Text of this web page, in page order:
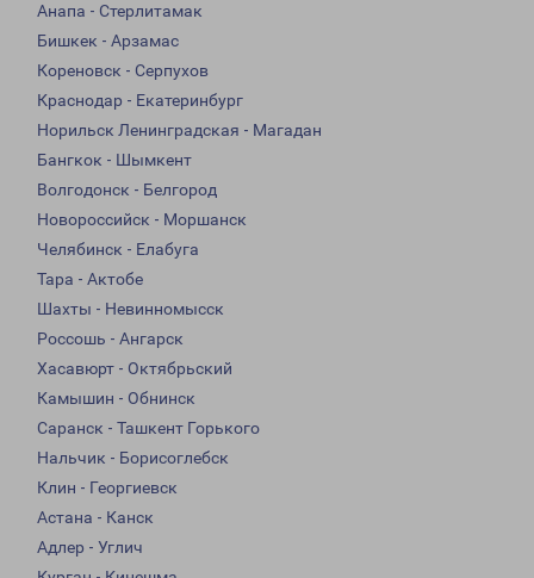
Анапа - Стерлитамак
Бишкек - Арзамас
Кореновск - Серпухов
Краснодар - Екатеринбург
Норильск Ленинградская - Магадан
Бангкок - Шымкент
Волгодонск - Белгород
Новороссийск - Моршанск
Челябинск - Елабуга
Тара - Актобе
Шахты - Невинномысск
Россошь - Ангарск
Хасавюрт - Октябрьский
Камышин - Обнинск
Саранск - Ташкент Горького
Нальчик - Борисоглебск
Клин - Георгиевск
Астана - Канск
Адлер - Углич